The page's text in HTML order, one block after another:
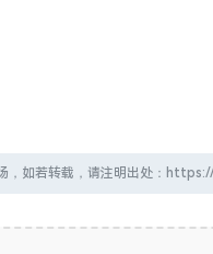
，如若转载，请注明出处：